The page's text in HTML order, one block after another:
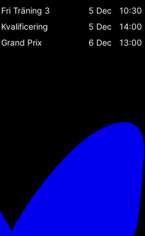
Fri Träning 3 5 Dec
10:30
Kvalificering 5 Dec
14:00
Grand Prix 6 Dec
13:00